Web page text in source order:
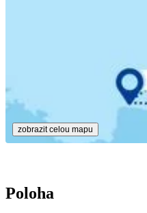
zobrazit celou mapu
Poloha